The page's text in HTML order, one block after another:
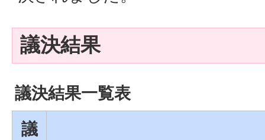
議決結果
議決結果一覧表
議